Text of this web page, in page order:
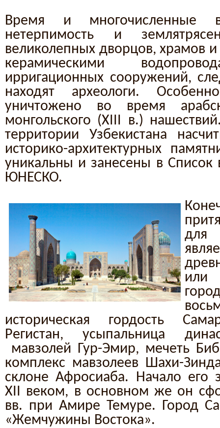
Время и многочисленные
нетерпимость и
великолепных дворцов, храмов и
керамическими
ирригационных сооружений,
находят археологи.
уничтожено во время
монгольского (XIII в.)
территории Узбекистана
историко-архитектурных
уникальны и занесены в Список
ЮНЕСКО.
для
или
историческая гордость
Регистан, усыпальница
мавзолей Гур-Эмир, мечеть
комплекс мавзолеев Шахи-
склоне Афросиаба. Начало его
XII веком, в основном же он
вв. при Амире Темуре. Город
«Жемчужины Востока».